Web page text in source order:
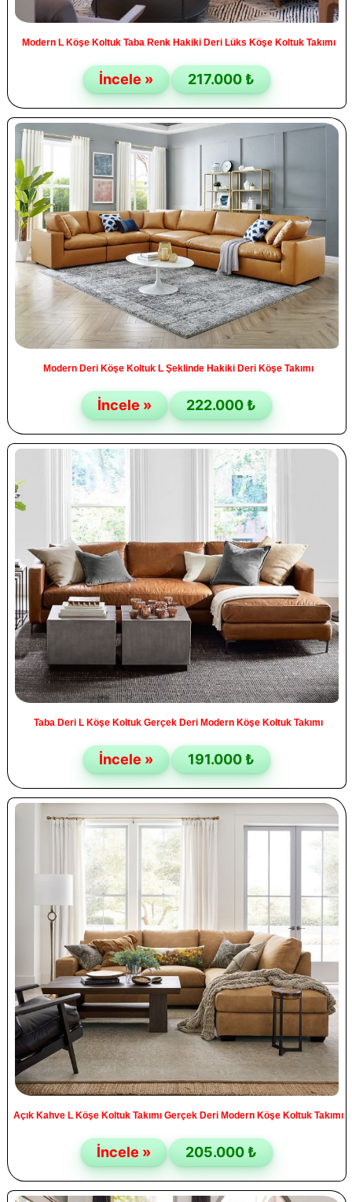
Modern L Köşe Koltuk Taba Renk Hakiki Deri Lüks Köşe Koltuk Takımı
İncele » 217.000 ₺
Modern Deri Köşe Koltuk L Şeklinde Hakiki Deri Köşe Takımı
İncele » 222.000 ₺
Taba Deri L Köşe Koltuk Gerçek Deri Modern Köşe Koltuk Takımı
İncele » 191.000 ₺
Açık Kahve L Köşe Koltuk Takımı Gerçek Deri Modern Köşe Koltuk Takımı
İncele » 205.000 ₺